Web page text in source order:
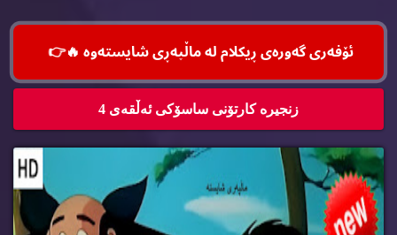
ئۆفه‌ری گه‌وره‌ی ڕیكلام له‌ ماڵپه‌ڕی شایسته‌وه‌ 🔥👉
زنجیره‌ كارتۆنی ساسۆكی ئه‌ڵقه‌ی 4